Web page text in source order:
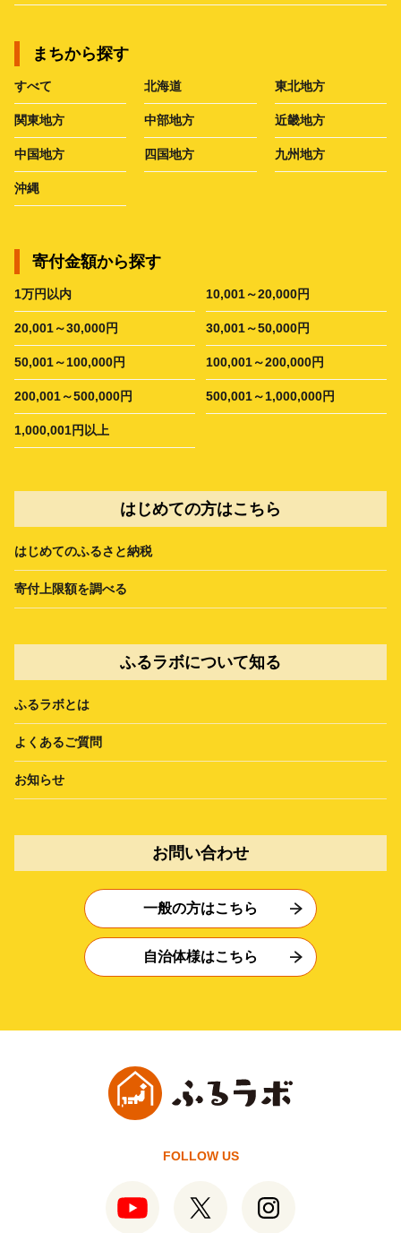
まちから探す
すべて 北海道 東北地方
関東地方 中部地方 近畿地方
中国地方 四国地方 九州地方
沖縄
寄付金額から探す
1万円以内 10,001～20,000円
20,001～30,000円 30,001～50,000円
50,001～100,000円 100,001～200,000円
200,001～500,000円 500,001～1,000,000円
1,000,001円以上
はじめての方はこちら
はじめてのふるさと納税
寄付上限額を調べる
ふるラボについて知る
ふるラボとは
よくあるご質問
お知らせ
お問い合わせ
一般の方はこちら
自治体様はこちら
FOLLOW US